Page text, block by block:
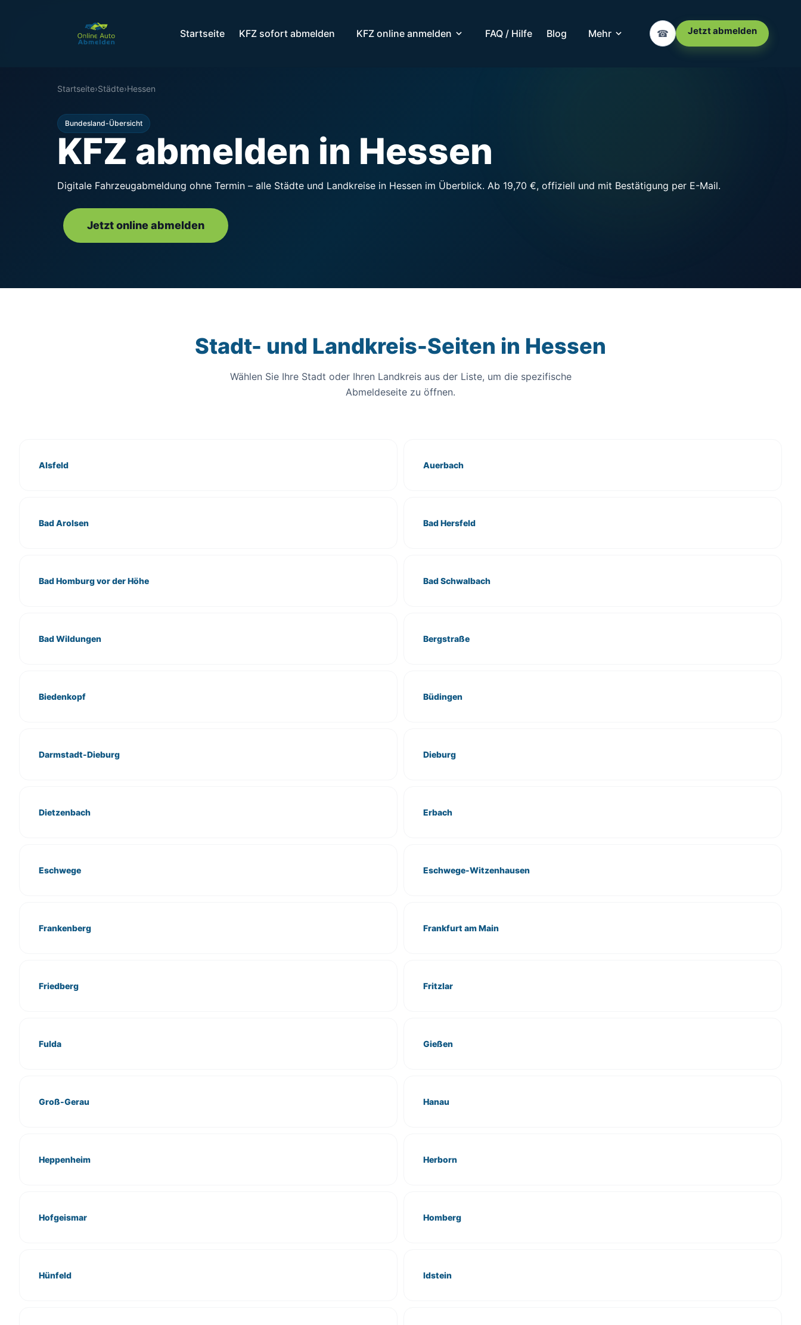
Startseite KFZ sofort abmelden KFZ online anmelden FAQ / Hilfe Blog Mehr ☎ Jetzt abmelden
Startseite›Städte›Hessen
Bundesland-Übersicht
KFZ abmelden in Hessen
Digitale Fahrzeugabmeldung ohne Termin – alle Städte und Landkreise in Hessen im Überblick. Ab 19,70 €, offiziell und mit Bestätigung per E-Mail.
Jetzt online abmelden
Stadt- und Landkreis-Seiten in Hessen
Wählen Sie Ihre Stadt oder Ihren Landkreis aus der Liste, um die spezifische
Abmeldeseite zu öffnen.
Alsfeld Auerbach
Bad Arolsen Bad Hersfeld
Bad Homburg vor der Höhe Bad Schwalbach
Bad Wildungen Bergstraße
Biedenkopf Büdingen
Darmstadt-Dieburg Dieburg
Dietzenbach Erbach
Eschwege Eschwege-Witzenhausen
Frankenberg Frankfurt am Main
Friedberg Fritzlar
Fulda Gießen
Groß-Gerau Hanau
Heppenheim Herborn
Hofgeismar Homberg
Hünfeld Idstein